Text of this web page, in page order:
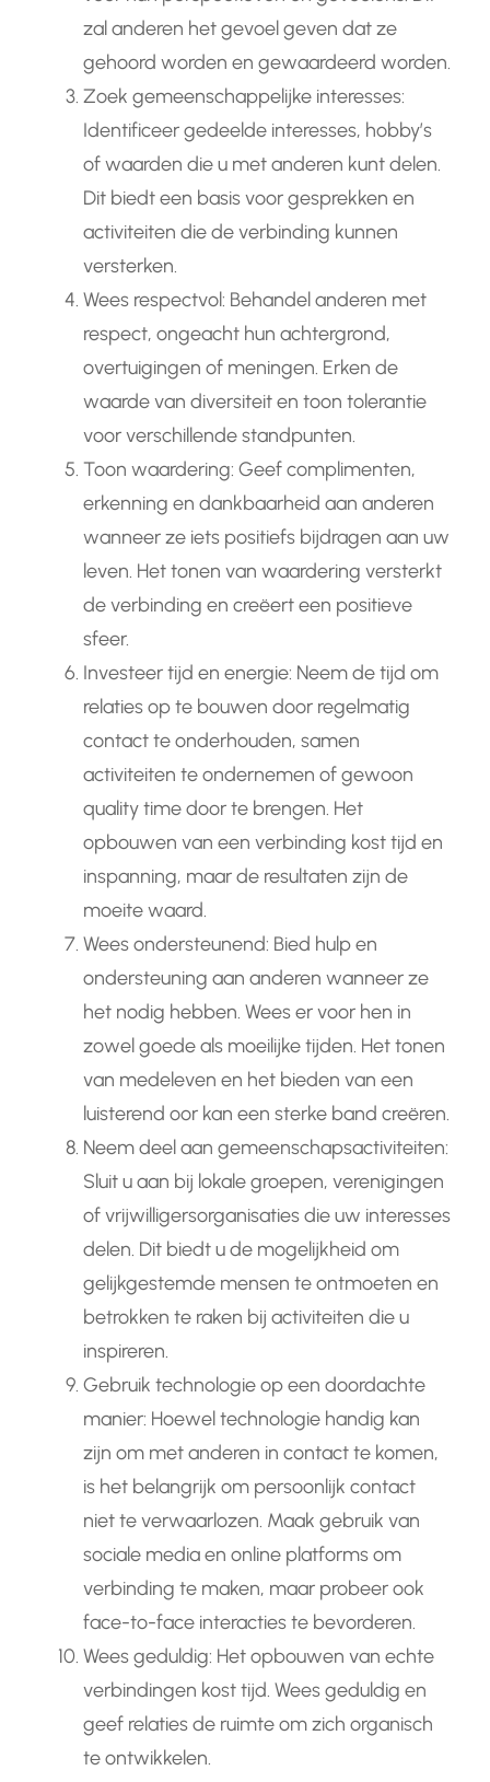
zal anderen het gevoel geven dat ze
gehoord worden en gewaardeerd worden.
Zoek gemeenschappelijke interesses:
Identificeer gedeelde interesses, hobby’s
of waarden die u met anderen kunt delen.
Dit biedt een basis voor gesprekken en
activiteiten die de verbinding kunnen
versterken.
Wees respectvol: Behandel anderen met
respect, ongeacht hun achtergrond,
overtuigingen of meningen. Erken de
waarde van diversiteit en toon tolerantie
voor verschillende standpunten.
Toon waardering: Geef complimenten,
erkenning en dankbaarheid aan anderen
wanneer ze iets positiefs bijdragen aan uw
leven. Het tonen van waardering versterkt
de verbinding en creëert een positieve
sfeer.
Investeer tijd en energie: Neem de tijd om
relaties op te bouwen door regelmatig
contact te onderhouden, samen
activiteiten te ondernemen of gewoon
quality time door te brengen. Het
opbouwen van een verbinding kost tijd en
inspanning, maar de resultaten zijn de
moeite waard.
Wees ondersteunend: Bied hulp en
ondersteuning aan anderen wanneer ze
het nodig hebben. Wees er voor hen in
zowel goede als moeilijke tijden. Het tonen
van medeleven en het bieden van een
luisterend oor kan een sterke band creëren.
Neem deel aan gemeenschapsactiviteiten:
Sluit u aan bij lokale groepen, verenigingen
of vrijwilligersorganisaties die uw interesses
delen. Dit biedt u de mogelijkheid om
gelijkgestemde mensen te ontmoeten en
betrokken te raken bij activiteiten die u
inspireren.
Gebruik technologie op een doordachte
manier: Hoewel technologie handig kan
zijn om met anderen in contact te komen,
is het belangrijk om persoonlijk contact
niet te verwaarlozen. Maak gebruik van
sociale media en online platforms om
verbinding te maken, maar probeer ook
face-to-face interacties te bevorderen.
Wees geduldig: Het opbouwen van echte
verbindingen kost tijd. Wees geduldig en
geef relaties de ruimte om zich organisch
te ontwikkelen.